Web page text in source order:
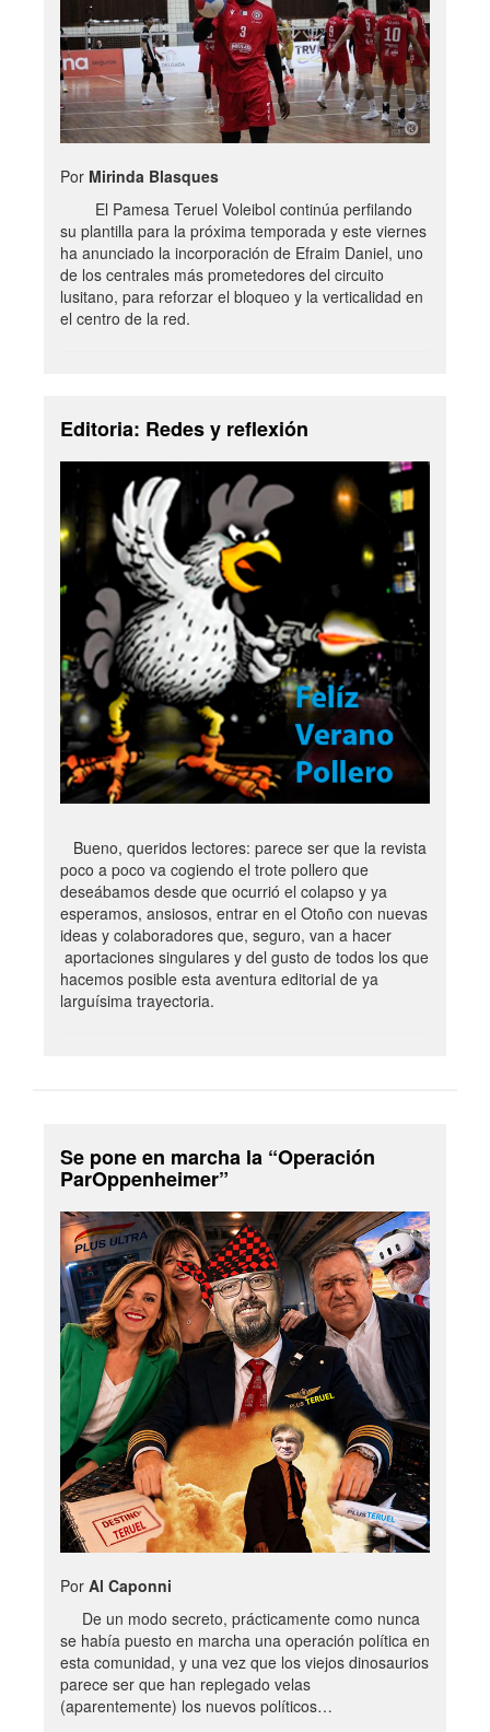
Por Mirinda Blasques
El Pamesa Teruel Voleibol continúa perfilando
su plantilla para la próxima temporada y este viernes
ha anunciado la incorporación de Efraim Daniel, uno
de los centrales más prometedores del circuito
lusitano, para reforzar el bloqueo y la verticalidad en
el centro de la red.
Editoria: Redes y reflexión
Bueno, queridos lectores: parece ser que la revista
poco a poco va cogiendo el trote pollero que
deseábamos desde que ocurrió el colapso y ya
esperamos, ansiosos, entrar en el Otoño con nuevas
ideas y colaboradores que, seguro, van a hacer
aportaciones singulares y del gusto de todos los que
hacemos posible esta aventura editorial de ya
larguísima trayectoria.
Se pone en marcha la “Operación
ParOppenheimer”
Por Al Caponni
De un modo secreto, prácticamente como nunca
se había puesto en marcha una operación política en
esta comunidad, y una vez que los viejos dinosaurios
parece ser que han replegado velas
(aparentemente) los nuevos políticos…